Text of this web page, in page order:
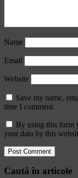
Name
Email
Website
Save my name,
time I comment.
By using this form
your data by this
Caută în articole